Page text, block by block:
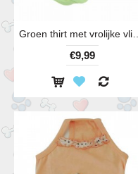
€9,99